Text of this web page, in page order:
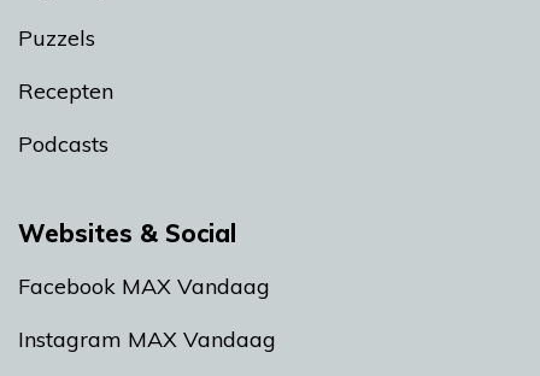
Puzzels
Recepten
Podcasts
Websites & Social
Facebook MAX Vandaag
Instagram MAX Vandaag